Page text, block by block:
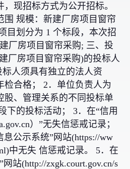
现招标方式为公开招标。
围 规模：新建厂房项目窗帘
目划分为 1 个标段，本次招
厂房项目窗帘采购; 三、投
厂房项目窗帘采购)的投标人
人须具有独立的法人资
检合格； 2．单位负责人为
股、管理关系的不同投标单
下的投标活动； 3．在“信用
）”无失信惩戒记录；
公示系统”网站(https://ww
中无失 信惩戒记录。 5．在
站(http://zxgk.court.gov.cn/s